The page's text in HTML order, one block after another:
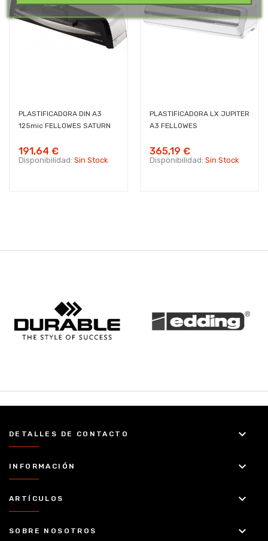
PLASTIFICADORA DIN A3
125mic FELLOWES SATURN
191,64 €
Disponibilidad: Sin Stock
PLASTIFICADORA LX JUPITER
A3 FELLOWES
365,19 €
Disponibilidad: Sin Stock
DETALLES DE CONTACTO keyboard_arrow_down
INFORMACIÓN keyboard_arrow_down
ARTÍCULOS keyboard_arrow_down
SOBRE NOSOTROS keyboard_arrow_down